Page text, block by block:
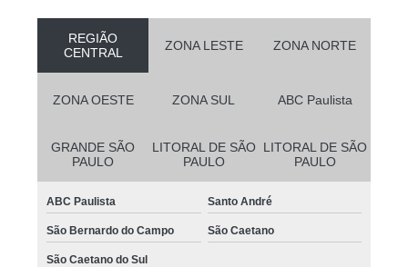
REGIÃO
CENTRAL
ZONA LESTE ZONA NORTE
ZONA OESTE ZONA SUL ABC Paulista
GRANDE SÃO
PAULO
LITORAL DE SÃO
PAULO
LITORAL DE SÃO
PAULO
ABC Paulista Santo André
São Bernardo do Campo São Caetano
São Caetano do Sul